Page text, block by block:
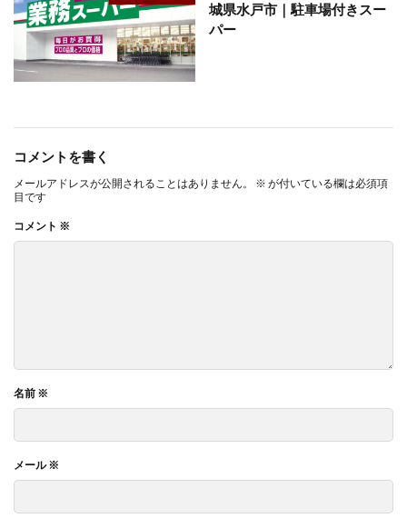
城県水戸市｜駐車場付きスー
パー
コメントを書く
メールアドレスが公開されることはありません。 ※ が付いている欄は必須項
目です
コメント ※
名前 ※
メール※